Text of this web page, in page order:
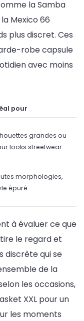
la Samba
Mexico 66
plus discret. Ces
robe capsule
avec moins
pour
grandes ou
looks streetwear
morphologies,
épuré
à évaluer ce que
le regard et
discrète qui se
de la
les occasions,
XXL pour un
les moments